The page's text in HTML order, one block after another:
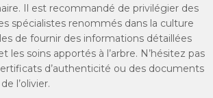
Il est recommandé de privilégier des
spécialistes renommés dans la culture
de fournir des informations détaillées
les soins apportés à l’arbre. N’hésitez pas
d’authenticité ou des documents
l’olivier.